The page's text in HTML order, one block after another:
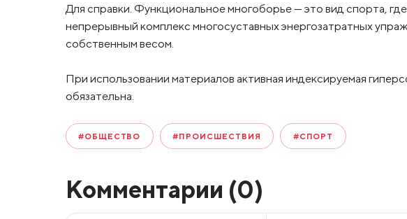
Для справки. Функциональное многоборье — это вид спорта,
непрерывный комплекс многосуставных энергозатратных
собственным весом.
При использовании материалов активная индексируемая
обязательна.
#ОБЩЕСТВО #ПРОИСШЕСТВИЯ #СПОРТ
Комментарии (0)